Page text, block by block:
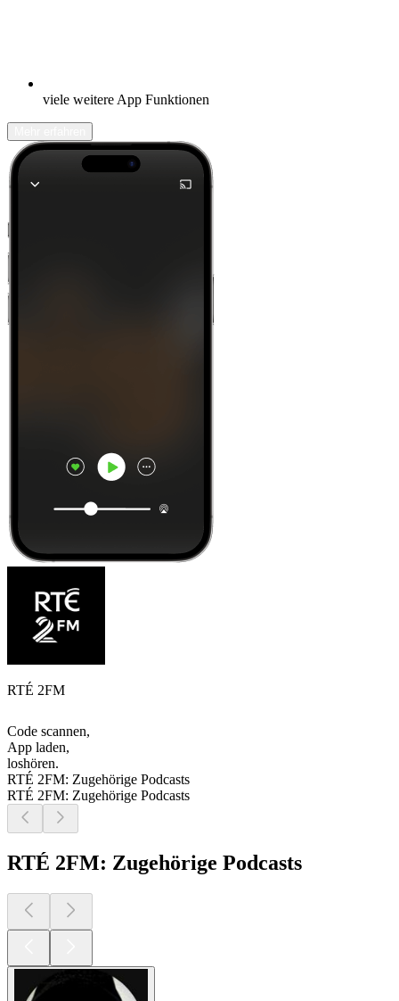
viele weitere App Funktionen
RTÉ 2FM
Code scannen,
App laden,
loshören.
RTÉ 2FM: Zugehörige Podcasts
RTÉ 2FM: Zugehörige Podcasts
RTÉ 2FM: Zugehörige Podcasts